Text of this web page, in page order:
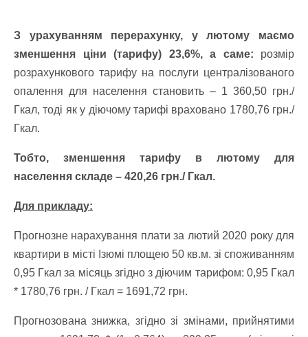
З урахуванням перерахунку, у лютому маємо
зменшення ціни (тарифу) 23,6%, а саме: розмір
розрахункового тарифу на послуги централізованого
опалення для населення становить – 1 360,50 грн./
Гкал, тоді як у діючому тарифі враховано 1780,76 грн./
Гкал.
Тобто, зменшення тарифу в лютому для
населення складе – 420,26 грн./ Гкал.
Для прикладу:
Прогнозне нарахування плати за лютий 2020 року для
квартири в місті Ізюмі площею 50 кв.м. зі споживанням
0,95 Гкал за місяць згідно з діючим тарифом: 0,95 Гкал
* 1780,76 грн. / Гкал = 1691,72 грн.
Прогнозована знижка, згідно зі змінами, прийнятими